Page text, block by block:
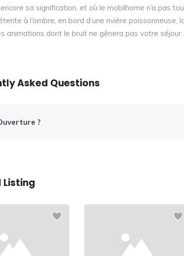
sa signification, et où le mobilhome n’a pas
à l’ombre, en bord d’une rivière poissonneuse,
animations dont le bruit ne gênera pas votre séjour.
Asked Questions
?
Listing